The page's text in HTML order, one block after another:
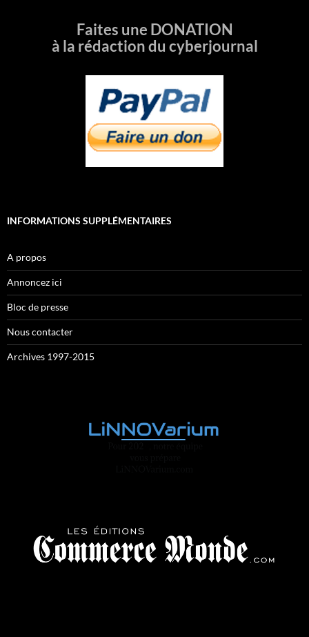
Faites une DONATION
à la rédaction du cyberjournal
INFORMATIONS SUPPLÉMENTAIRES
A propos
Annoncez ici
Bloc de presse
Nous contacter
Archives 1997-2015